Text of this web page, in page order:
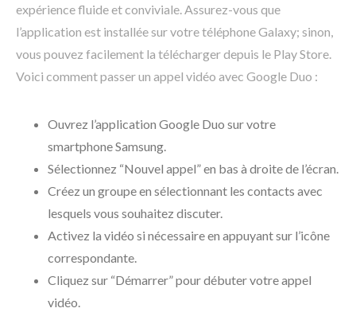
expérience fluide et conviviale. Assurez-vous que
l’application est installée sur votre téléphone Galaxy; sinon,
vous pouvez facilement la télécharger depuis le Play Store.
Voici comment passer un appel vidéo avec Google Duo :
Ouvrez l’application Google Duo sur votre
smartphone Samsung.
Sélectionnez “Nouvel appel” en bas à droite de l’écran.
Créez un groupe en sélectionnant les contacts avec
lesquels vous souhaitez discuter.
Activez la vidéo si nécessaire en appuyant sur l’icône
correspondante.
Cliquez sur “Démarrer” pour débuter votre appel
vidéo.